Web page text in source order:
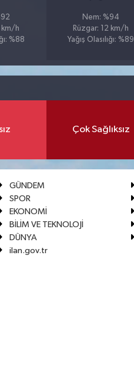
km/h
%88
Nem: %94
Rüzgar: 12 km/h
Yağış Olasılığı: %89
Çok Sağlıksız
GÜNDEM
SPOR
EKONOMİ
BİLİM VE TEKNOLOJİ
DÜNYA
ilan.gov.tr